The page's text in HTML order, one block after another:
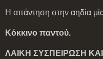
Η απάντηση στην αηδία
Κόκκινο παντού.
ΛΑΙΚΗ ΣΥΣΠΕΙΡΩΣΗ